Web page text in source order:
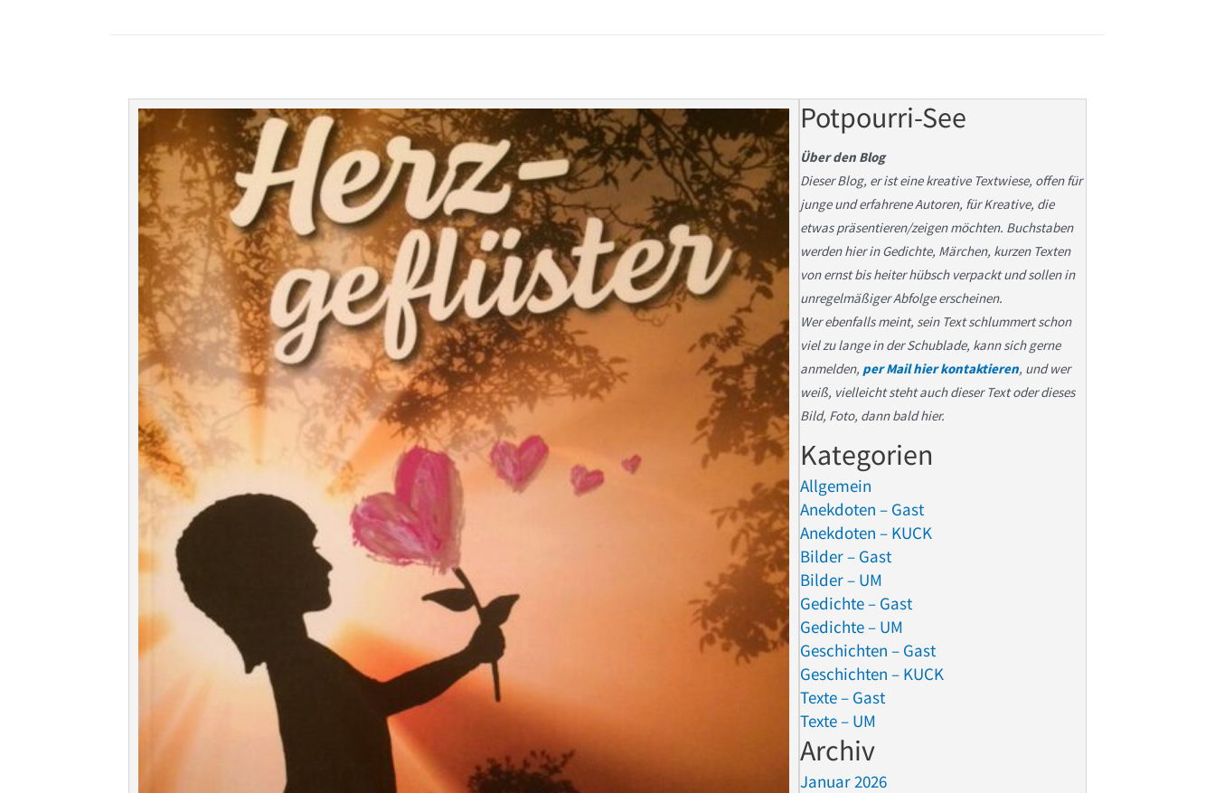
Potpourri-See
Über den Blog
Dieser Blog, er ist eine kreative Textwiese, offen für
junge und erfahrene Autoren, für Kreative, die
etwas präsentieren/zeigen möchten. Buchstaben
werden hier in Gedichte, Märchen, kurzen Texten
von ernst bis heiter hübsch verpackt und sollen in
unregelmäßiger Abfolge erscheinen.
Wer ebenfalls meint, sein Text schlummert schon
viel zu lange in der Schublade, kann sich gerne
anmelden, per Mail hier kontaktieren, und wer
weiß, vielleicht steht auch dieser Text oder dieses
Bild, Foto, dann bald hier.
Kategorien
Allgemein
Anekdoten – Gast
Anekdoten – KUCK
Bilder – Gast
Bilder – UM
Gedichte – Gast
Gedichte – UM
Geschichten – Gast
Geschichten – KUCK
Texte – Gast
Texte – UM
Archiv
Januar 2026